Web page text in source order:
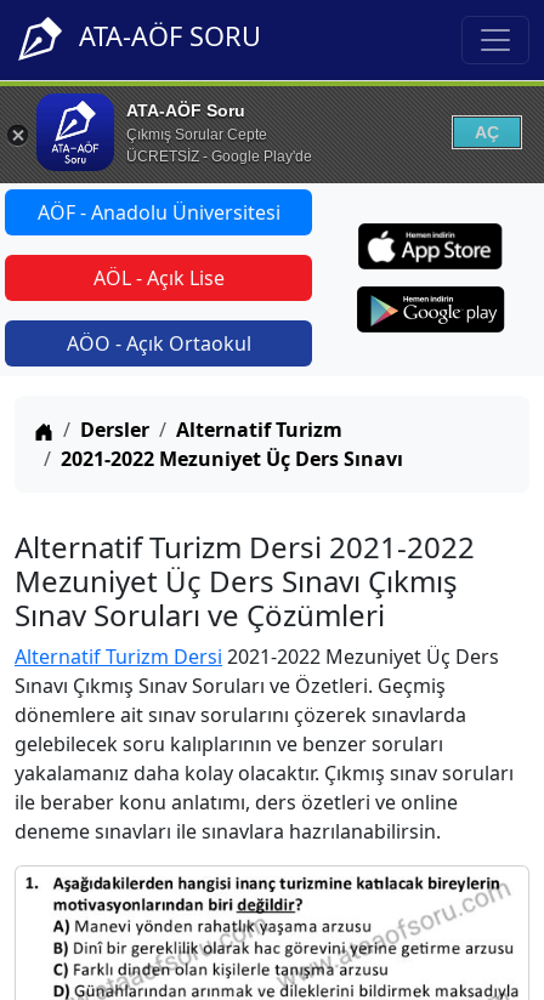
ATA-AÖF SORU
ATA-AÖF Soru
Çıkmış Sorular Cepte
ÜCRETSİZ - Google Play'de
AÇ
AÖF - Anadolu Üniversitesi
AÖL - Açık Lise
AÖO - Açık Ortaokul
Anasayfa
Dersler
Alternatif Turizm
2021-2022 Mezuniyet Üç Ders Sınavı
Alternatif Turizm Dersi 2021-2022
Mezuniyet Üç Ders Sınavı Çıkmış
Sınav Soruları ve Çözümleri
Alternatif Turizm Dersi 2021-2022 Mezuniyet Üç Ders
Sınavı Çıkmış Sınav Soruları ve Özetleri. Geçmiş
dönemlere ait sınav sorularını çözerek sınavlarda
gelebilecek soru kalıplarının ve benzer soruları
yakalamanız daha kolay olacaktır. Çıkmış sınav soruları
ile beraber konu anlatımı, ders özetleri ve online
deneme sınavları ile sınavlara hazrılanabilirsin.